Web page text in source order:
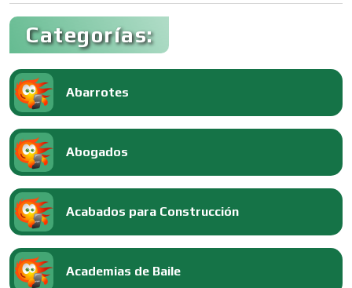
Categorías:
Abarrotes
Abogados
Acabados para Construcción
Academias de Baile